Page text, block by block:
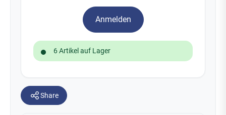
Anmelden
6 Artikel auf Lager
Share